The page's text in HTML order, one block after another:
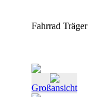
Fahrrad Träger
Großansicht